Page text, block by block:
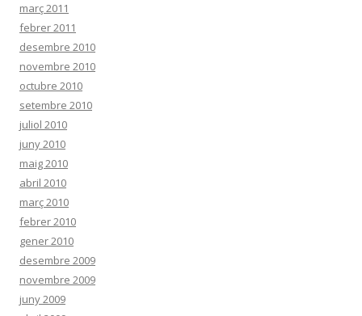
març 2011
febrer 2011
desembre 2010
novembre 2010
octubre 2010
setembre 2010
juliol 2010
juny 2010
maig 2010
abril 2010
març 2010
febrer 2010
gener 2010
desembre 2009
novembre 2009
juny 2009